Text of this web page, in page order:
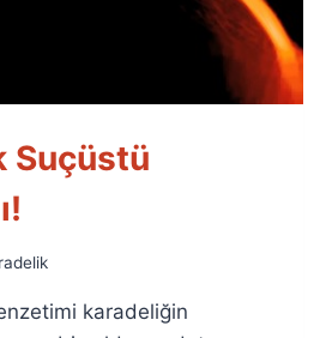
Suçüstü
karadeliğin